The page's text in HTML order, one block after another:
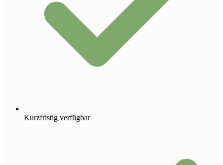
Kurzfristig verfügbar